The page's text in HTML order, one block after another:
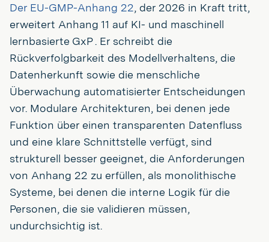
Der EU-GMP-Anhang 22, der 2026 in Kraft tritt,
erweitert Anhang 11 auf KI- und maschinell
lernbasierte GxP . Er schreibt die
Rückverfolgbarkeit des Modellverhaltens, die
Datenherkunft sowie die menschliche
Überwachung automatisierter Entscheidungen
vor. Modulare Architekturen, bei denen jede
Funktion über einen transparenten Datenfluss
und eine klare Schnittstelle verfügt, sind
strukturell besser geeignet, die Anforderungen
von Anhang 22 zu erfüllen, als monolithische
Systeme, bei denen die interne Logik für die
Personen, die sie validieren müssen,
undurchsichtig ist.